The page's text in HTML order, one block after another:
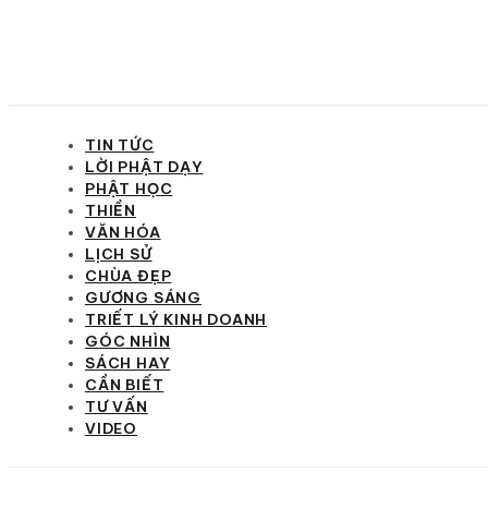
TIN TỨC
LỜI PHẬT DẠY
PHẬT HỌC
THIỀN
VĂN HÓA
LỊCH SỬ
CHÙA ĐẸP
GƯƠNG SÁNG
TRIẾT LÝ KINH DOANH
GÓC NHÌN
SÁCH HAY
CẦN BIẾT
TƯ VẤN
VIDEO